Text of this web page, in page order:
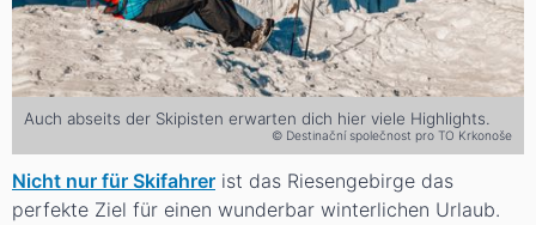
Auch abseits der Skipisten erwarten dich hier viele Highlights.
© Destinační společnost pro TO Krkonoše
Nicht nur für Skifahrer ist das Riesengebirge das
perfekte Ziel für einen wunderbar winterlichen Urlaub.